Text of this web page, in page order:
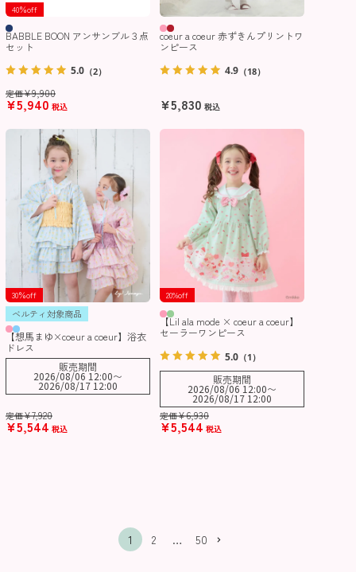
40％off
BABBLE BOON アンサンブル３点
セット
5.0 （2）
定価¥9,900
¥5,940 税込
coeur a coeur 赤ずきんプリントワ
ンピース
4.9 （18）
¥5,830 税込
30％off
ベルティ対象商品
【想馬まゆ×coeur a coeur】浴衣
ドレス
定価¥7,920
¥5,544 税込
販売期間
2026/08/06 12:00〜
2026/08/17 12:00
20%off
【Lil ala mode × coeur a coeur】
セーラーワンピース
5.0 （1）
定価¥6,930
¥5,544 税込
販売期間
2026/08/06 12:00〜
2026/08/17 12:00
1 2 … 50